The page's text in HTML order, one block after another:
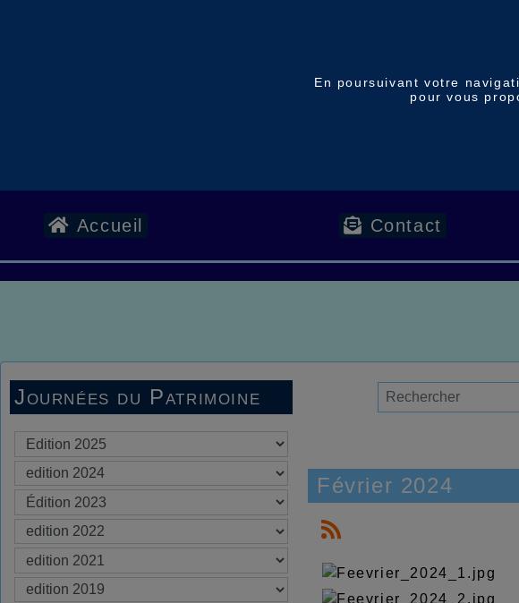
En poursuivant votre
pour vous
Accueil Contact
Journées du Patrimoine
Février 2024